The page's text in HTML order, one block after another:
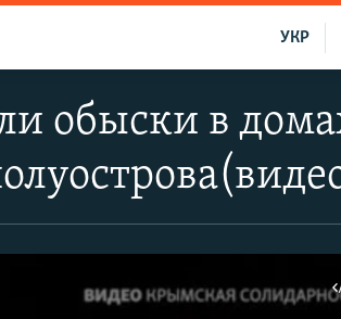
УКР
обыски в